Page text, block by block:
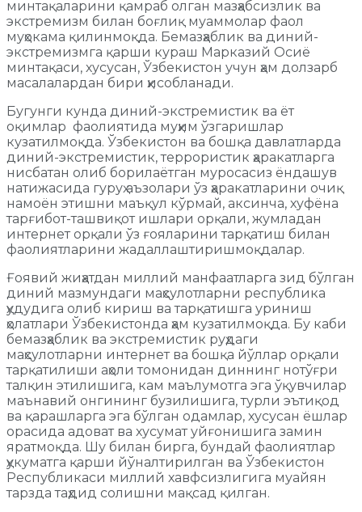
минтақаларини қамраб олган мазҳабсизлик ва
экстремизм билан боғлиқ муаммолар фаол
муҳокама қилинмоқда. Бемазҳаблик ва диний-
экстремизмга қарши кураш Марказий Осиё
минтақаси, хусусан, Ўзбекистон учун ҳам долзарб
масалалардан бири ҳисобланади.
Бугунги кунда диний-экстремистик ва ёт
оқимлар фаолиятида муҳим ўзгаришлар
кузатилмоқда. Ўзбекистон ва бошқа давлатларда
диний-экстремистик, террористик ҳаракатларга
нисбатан олиб борилаётган муросасиз ёндашув
натижасида гуруҳ аъзолари ўз ҳаракатларини очиқ
намоён этишни маъқул кўрмай, аксинча, хуфёна
тарғибот-ташвиқот ишлари орқали, жумладан
интернет орқали ўз ғояларини тарқатиш билан
фаолиятларини жадаллаштиришмоқдалар.
Ғоявий жиҳатдан миллий манфаатларга зид бўлган
диний мазмундаги маҳсулотларни республика
ҳудудига олиб кириш ва тарқатишга уриниш
ҳолатлари Ўзбекистонда ҳам кузатилмоқда. Бу каби
бемазҳаблик ва экстремистик руҳдаги
маҳсулотларни интернет ва бошқа йўллар орқали
тарқатилиши аҳоли томонидан диннинг нотўғри
талқин этилишига, кам маълумотга эга ўқувчилар
маънавий онгининг бузилишига, турли эътиқод
ва қарашларга эга бўлган одамлар, хусусан ёшлар
орасида адоват ва хусумат уйғонишига замин
яратмоқда. Шу билан бирга, бундай фаолиятлар
ҳукуматга қарши йўналтирилган ва Ўзбекистон
Республикаси миллий хавфсизлигига муайян
тарзда таҳдид солишни мақсад қилган.